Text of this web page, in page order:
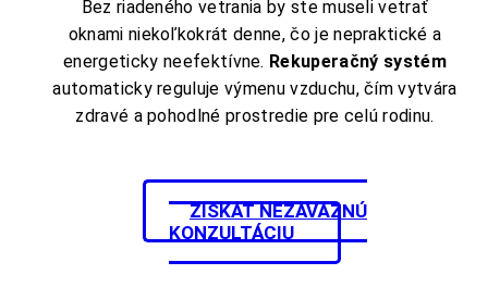
Bez riadeného vetrania by ste museli vetrať
oknami niekoľkokrát denne, čo je nepraktické a
energeticky neefektívne. Rekuperačný systém
automaticky reguluje výmenu vzduchu, čím vytvára
zdravé a pohodlné prostredie pre celú rodinu.
ZÍSKAŤ NEZÁVÄZNÚ
KONZULTÁCIU